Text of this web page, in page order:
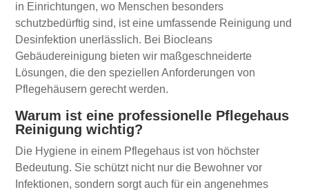
in Einrichtungen, wo Menschen besonders
schutzbedürftig sind, ist eine umfassende Reinigung und
Desinfektion unerlässlich. Bei Biocleans
Gebäudereinigung bieten wir maßgeschneiderte
Lösungen, die den speziellen Anforderungen von
Pflegehäusern gerecht werden.
Warum ist eine professionelle Pflegehaus
Reinigung wichtig?
Die Hygiene in einem Pflegehaus ist von höchster
Bedeutung. Sie schützt nicht nur die Bewohner vor
Infektionen, sondern sorgt auch für ein angenehmes